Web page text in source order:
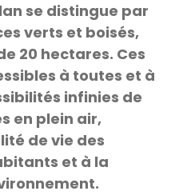
se distingue par
verts et boisés,
20 hectares. Ces
à toutes et à
infinies de
en plein air,
de vie des
et à la